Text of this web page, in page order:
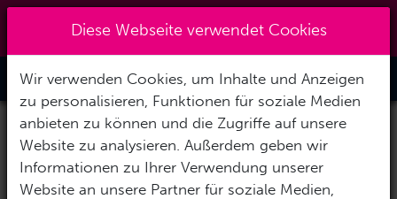
info@tauchzentrale.de
Toggle
Reisezeitraum auswählen
Abreisedatum
Rückreisedatum
Diese Webseite verwendet Cookies
Wir verwenden Cookies, um Inhalte und Anzeigen
zu personalisieren, Funktionen für soziale Medien
anbieten zu können und die Zugriffe auf unsere
Website zu analysieren. Außerdem geben wir
Informationen zu Ihrer Verwendung unserer
Website an unsere Partner für soziale Medien,